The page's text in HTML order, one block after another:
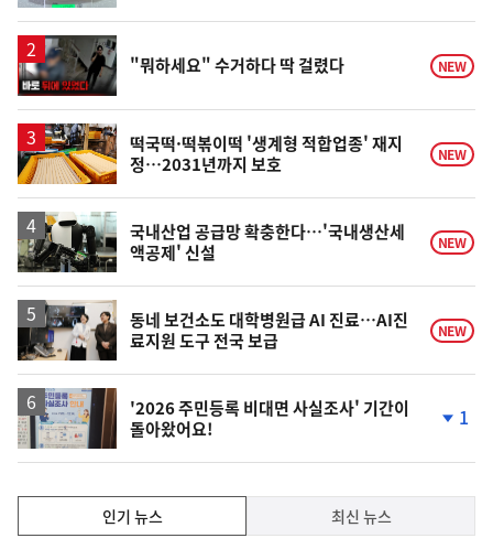
영
상
"뭐하세요" 수거하다 딱 걸렸다 NEW
떡국떡·떡볶이떡 '생계형 적합업종' 재지
정…2031년까지 보호
NEW
국내산업 공급망 확충한다…'국내생산세
액공제' 신설
NEW
동네 보건소도 대학병원급 AI 진료…AI진
료지원 도구 전국 보급
NEW
'2026 주민등록 비대면 사실조사' 기간이
돌아왔어요!
락
1
인기 뉴스 최신 뉴스